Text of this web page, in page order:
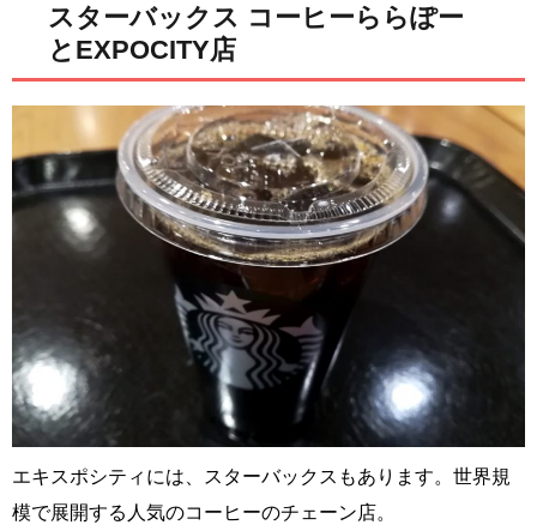
スターバックス コーヒーららぽー
とEXPOCITY店
エキスポシティには、スターバックスもあります。世界規
模で展開する人気のコーヒーのチェーン店。